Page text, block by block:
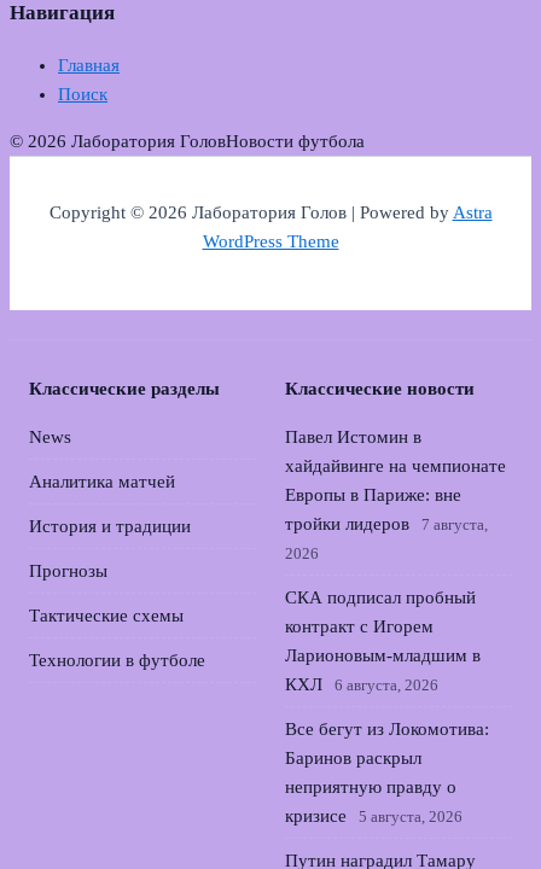
Навигация
Главная
Поиск
© 2026 Лаборатория ГоловНовости футбола
Copyright © 2026 Лаборатория Голов | Powered byAstra
WordPress Theme
Классические разделы
News
Аналитика матчей
История и традиции
Прогнозы
Тактические схемы
Технологии в футболе
Классические новости
Павел Истомин в
хайдайвинге на чемпионате
Европы в Париже: вне
тройки лидеров
7 августа,
2026
СКА подписал пробный
контракт с Игорем
Ларионовым‑младшим в
КХЛ
6 августа, 2026
Все бегут из Локомотива:
Баринов раскрыл
неприятную правду о
кризисе
5 августа, 2026
Путин наградил Тамару